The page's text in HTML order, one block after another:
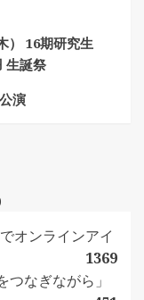
） 16期研究生
生誕祭
演
オンラインアイ
1369
なぎながら」